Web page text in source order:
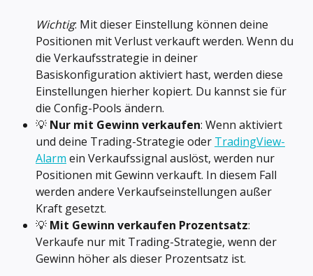
Wichtig: Mit dieser Einstellung können deine
Positionen mit Verlust verkauft werden. Wenn du
die Verkaufsstrategie in deiner
Basiskonfiguration aktiviert hast, werden diese
Einstellungen hierher kopiert. Du kannst sie für
die Config-Pools ändern.
💡 Nur mit Gewinn verkaufen: Wenn aktiviert
und deine Trading-Strategie oder TradingView-
Alarm ein Verkaufssignal auslöst, werden nur
Positionen mit Gewinn verkauft. In diesem Fall
werden andere Verkaufseinstellungen außer
Kraft gesetzt.
💡 Mit Gewinn verkaufen Prozentsatz:
Verkaufe nur mit Trading-Strategie, wenn der
Gewinn höher als dieser Prozentsatz ist.